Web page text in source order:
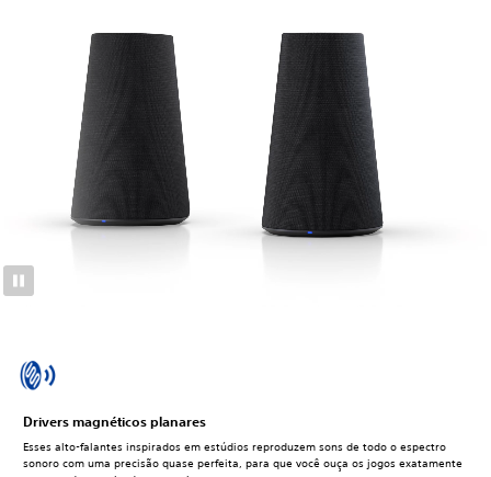
Drivers magnéticos planares
Esses alto-falantes inspirados em estúdios reproduzem sons de todo o espectro
sonoro com uma precisão quase perfeita, para que você ouça os jogos exatamente